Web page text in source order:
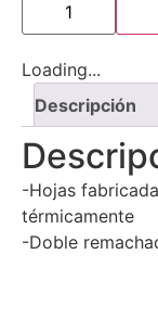
Loading...
Descripción
-Hojas
térmicamente
-Doble